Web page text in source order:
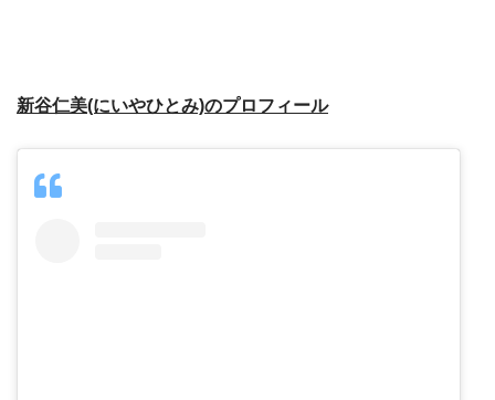
新谷仁美(にいやひとみ)のプロフィール